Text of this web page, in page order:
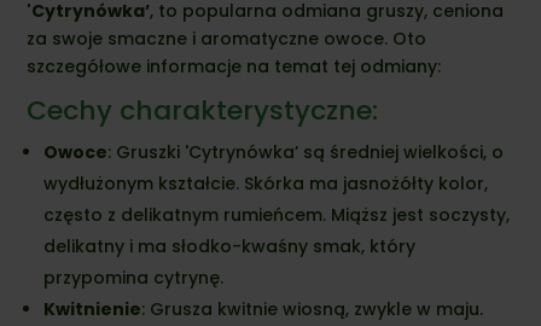
'Cytrynówka’, to popularna odmiana gruszy, ceniona
za swoje smaczne i aromatyczne owoce. Oto
szczegółowe informacje na temat tej odmiany:
Cechy charakterystyczne:
Owoce: Gruszki 'Cytrynówka’ są średniej wielkości, o
wydłużonym kształcie. Skórka ma jasnożółty kolor,
często z delikatnym rumieńcem. Miąższ jest soczysty,
delikatny i ma słodko-kwaśny smak, który
przypomina cytrynę.
Kwitnienie: Grusza kwitnie wiosną, zwykle w maju.